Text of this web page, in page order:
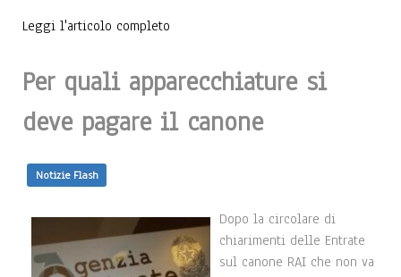
Leggi l'articolo completo
Per quali apparecchiature si
deve pagare il canone
Notizie Flash
Dopo la circolare di
chiarimenti delle Entrate
sul canone RAI che non va